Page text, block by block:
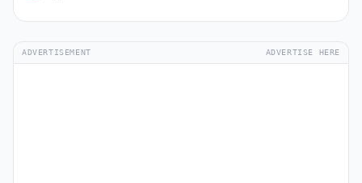
ADVERTISEMENT ADVERTISE HERE